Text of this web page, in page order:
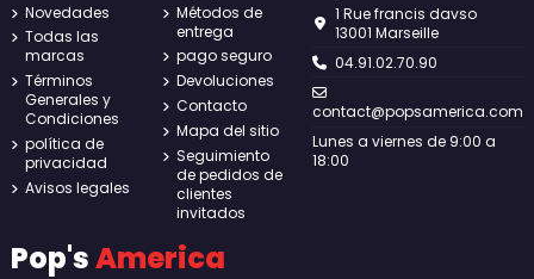
Novedades
Todas las
marcas
Términos
Generales y
Condiciones
política de
privacidad
Avisos legales
Métodos de
entrega
pago seguro
Devoluciones
Contacto
Mapa del sitio
Seguimiento
de pedidos de
clientes
invitados
1 Rue francis davso
13001 Marseille
04.91.02.70.90
contact@popsamerica.com
Lunes a viernes de 9:00 a
18:00
Pop'sAmerica